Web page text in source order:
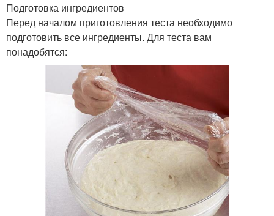
Подготовка ингредиентов
Перед началом приготовления теста необходимо
подготовить все ингредиенты. Для теста вам
понадобятся: